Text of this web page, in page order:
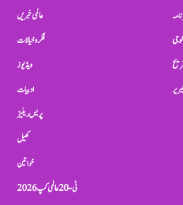
عالمی خبریں
فکر و خیالات
ویڈیوز
ادبیات
پریس ریلیز
کھیل
خواتین
ٹی-20 عالمی کپ 2026